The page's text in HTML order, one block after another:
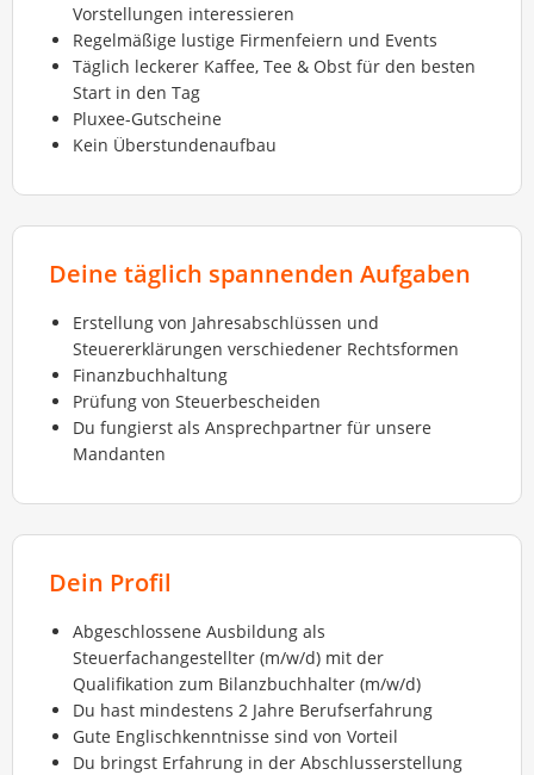
Vorstellungen interessieren
Regelmäßige lustige Firmenfeiern und Events
Täglich leckerer Kaffee, Tee & Obst für den besten
Start in den Tag
Pluxee-Gutscheine
Kein Überstundenaufbau
Deine täglich spannenden Aufgaben
Erstellung von Jahresabschlüssen und
Steuererklärungen verschiedener Rechtsformen
Finanzbuchhaltung
Prüfung von Steuerbescheiden
Du fungierst als Ansprechpartner für unsere
Mandanten
Dein Profil
Abgeschlossene Ausbildung als
Steuerfachangestellter (m/w/d) mit der
Qualifikation zum Bilanzbuchhalter (m/w/d)
Du hast mindestens 2 Jahre Berufserfahrung
Gute Englischkenntnisse sind von Vorteil
Du bringst Erfahrung in der Abschlusserstellung